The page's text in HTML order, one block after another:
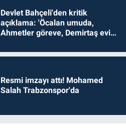
Devlet Bahçeli'den kritik
açıklama: 'Öcalan umuda,
Ahmetler göreve, Demirtaş evine
Resmi imzayı attı! Mohamed
Salah Trabzonspor'da